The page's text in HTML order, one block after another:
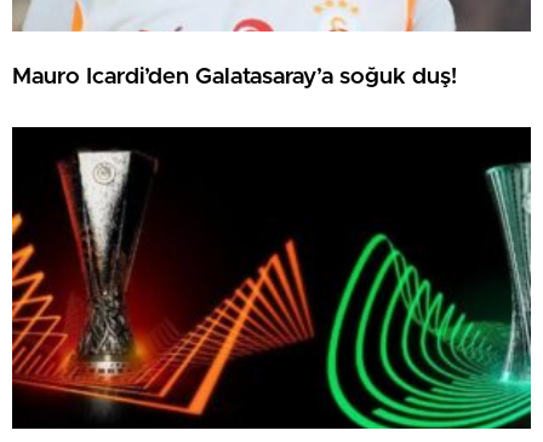
Mauro Icardi’den Galatasaray’a soğuk duş!